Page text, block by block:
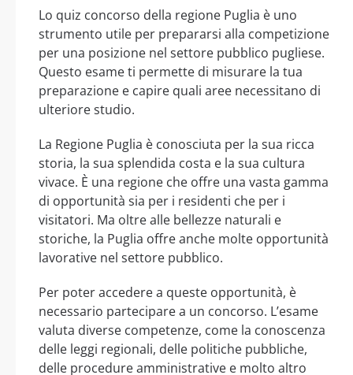
Lo quiz concorso della regione Puglia è uno
strumento utile per prepararsi alla competizione
per una posizione nel settore pubblico pugliese.
Questo esame ti permette di misurare la tua
preparazione e capire quali aree necessitano di
ulteriore studio.
La Regione Puglia è conosciuta per la sua ricca
storia, la sua splendida costa e la sua cultura
vivace. È una regione che offre una vasta gamma
di opportunità sia per i residenti che per i
visitatori. Ma oltre alle bellezze naturali e
storiche, la Puglia offre anche molte opportunità
lavorative nel settore pubblico.
Per poter accedere a queste opportunità, è
necessario partecipare a un concorso. L’esame
valuta diverse competenze, come la conoscenza
delle leggi regionali, delle politiche pubbliche,
delle procedure amministrative e molto altro